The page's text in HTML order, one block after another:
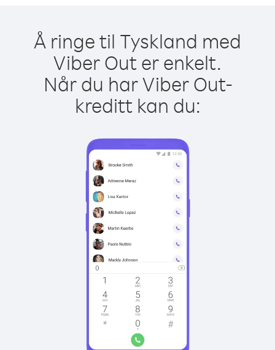
Å ringe til Tyskland med
Viber Out er enkelt.
Når du har Viber Out-
kreditt kan du: